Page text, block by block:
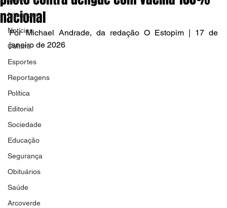
Literatura
Notícias
Cultura
Esportes
Reportagens
Política
Editorial
Sociedade
Educação
Segurança
Obituários
Saúde
Arcoverde
nacional
Por Michael Andrade, da redação O Estopim | 17 de
janeiro de 2026